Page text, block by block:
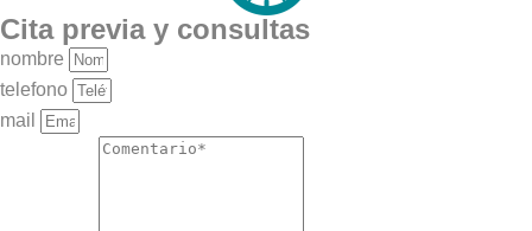
Cita previa y consultas
nombre
telefono
mail